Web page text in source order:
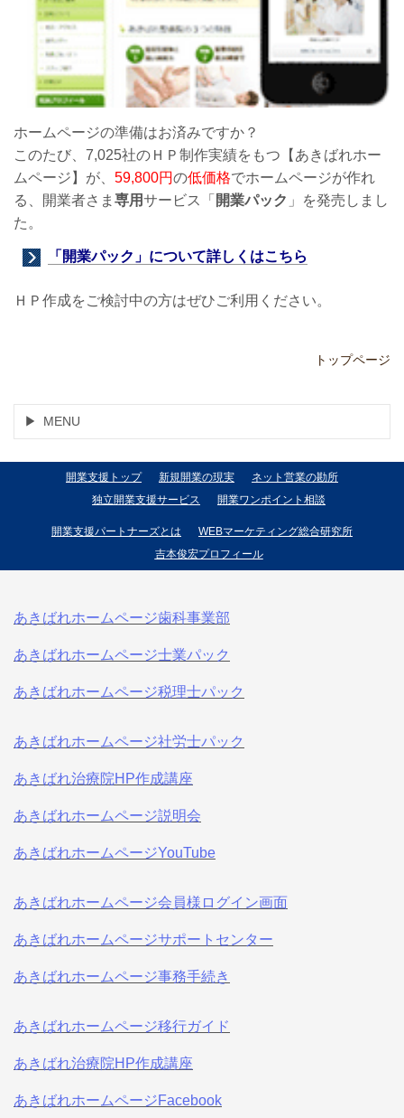
ホームページの準備はお済みですか？
このたび、7,025社のＨＰ制作実績をもつ【あきばれホー
ムページ】が、 59,800円の低価格でホームページが作れ
る、開業者さま 専用サービス「 開業パック 」を発売しまし
た。
「開業パック」について詳しくはこちら
ＨＰ作成をご検討中の方はぜひご利用ください。
トップページ
MENU
開業支援トップ 新規開業の現実
ネット営業の勘所
独立開業支援サービス
開業ワンポイント相談
開業支援パートナーズとは
WEBマーケティング総合研究所
吉本俊宏プロフィール
あきばれホームページ歯科事業部
あきばれホームページ士業パック
あきばれホームページ税理士パック
あきばれホームページ社労士パック
あきばれ治療院HP作成講座
あきばれホームページ説明会
あきばれホームページYouTube
あきばれホームページ会員様ログイン画面
あきばれホームページサポートセンター
あきばれホームページ事務手続き
あきばれホームページ移行ガイド
あきばれ治療院HP作成講座
あきばれホームページFacebook